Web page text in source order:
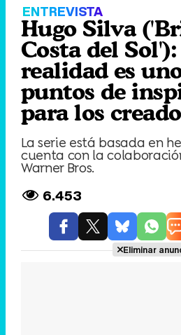
ENTREVISTA
Hugo Silva
Costa del
realidad es
puntos de
para los
La serie está basada en
cuenta con la
Warner Bros.
6.453
Eliminar